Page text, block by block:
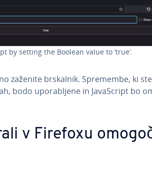
by setting the Boolean value to ‘true’.
zaženite brskalnik. Spremembe, ki
bodo upo­ra­blje­ne in Ja­va­Script bo
v Firefoxu